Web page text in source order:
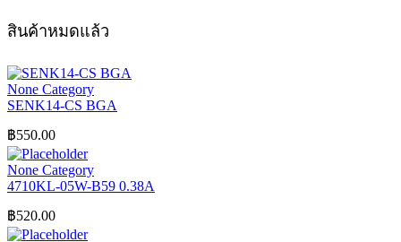
สินค้าหมดแล้ว
None Category
SENK14-CS BGA
฿550.00
None Category
4710KL-05W-B59 0.38A
฿520.00